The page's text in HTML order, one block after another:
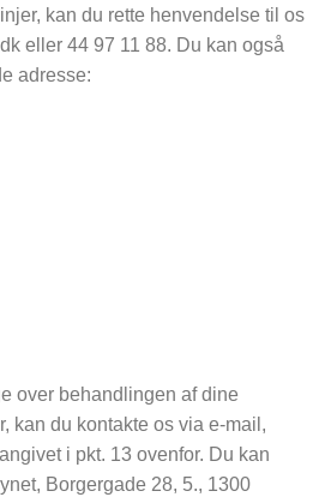
kan du rette henvendelse til os
eller 44 97 11 88. Du kan også
adresse:
over behandlingen af dine
kan du kontakte os via e-mail,
i pkt. 13 ovenfor. Du kan
Borgergade 28, 5., 1300